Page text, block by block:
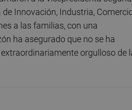
de Innovación, Industria,
a las familias, con una
ha asegurado que no se ha
orgulloso de